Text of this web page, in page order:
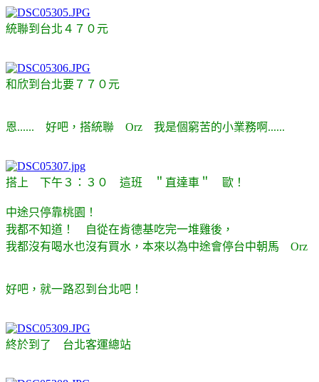
統聯到台北４７０元
和欣到台北要７７０元
恩...... 好吧，搭統聯 Orz 我是個窮苦的小業務啊......
搭上 下午３：３０ 這班 ＂直達車＂ 歐！
中途只停靠桃園！
我都不知道！ 自從在肯德基吃完一堆雞後，
我都沒有喝水也沒有買水，本來以為中途會停台中朝馬 Orz
好吧，就一路忍到台北吧！
終於到了 台北客運總站